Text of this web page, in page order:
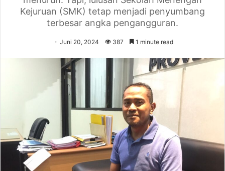
Kejuruan (SMK) tetap menjadi penyumbang
terbesar angka pengangguran.
Juni 20, 2024 387 1 minute read